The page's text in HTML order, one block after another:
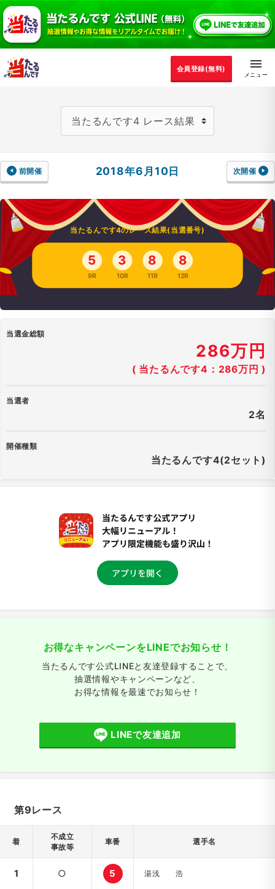
会員登録(無料)
前開催 2018年6月10日 次開催
当たるんです4のレース結果(当選番号)
5
9R
3
10R
8
11R
8
12R
当選金総額
286万円
( 当たるんです4：286万円 )
当選者
2名
開催種類
当たるんです4(2セット)
お得なキャンペーンをLINEでお知らせ！
当たるんです公式LINEと友達登録することで、
抽選情報やキャンペーンなど、
お得な情報を最速でお知らせ！
LINEで友達追加
第9レース
着
不成立
事故等
車番 選手名
1 ○ 5 湯浅 浩